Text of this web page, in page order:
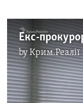
byКрим.Реалії
No